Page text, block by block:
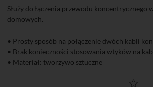
Służy do łączenia przewodu koncentrycznego
domowych.
• Prosty sposób na połączenie dwóch kabli
• Brak konieczności stosowania wtyków na
• Materiał: tworzywo sztuczne